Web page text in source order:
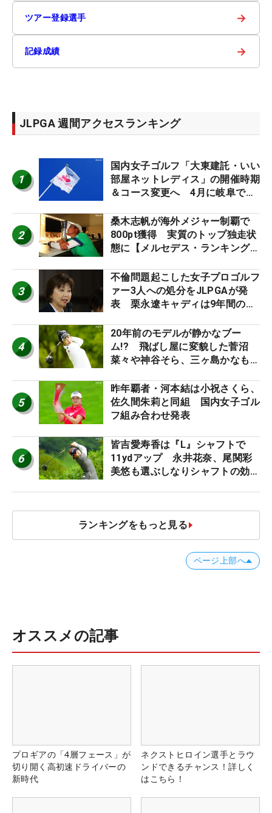
ツアー登録選手 →
記録成績 →
JLPGA 週間アクセスランキング
1
国内女子ゴルフ「大東建託・いい
部屋ネットレディス」の開催時期
＆コース変更へ 4月に岐阜で開
2
桑木志帆が海外メジャー制覇で
800pt獲得 実質のトップ独走状
態に【メルセデス・ランキング番
3
不倫問題起こした女子プロゴルフ
ァー3人への処分をJLPGAが発
表 栗永遼キャディは9年間の立
4
20年前のモデルが静かなブー
ム!? 飛ばし屋に変貌した菅沼
菜々や神谷そら、三ヶ島かなも使
ロたちの“飛ばしギア”】
5
昨年覇者・河本結は小祝さくら、
佐久間朱莉と同組 国内女子ゴル
フ組み合わせ発表
6
皆吉愛寿香は『L』シャフトで
11ydアップ 永井花奈、尾関彩
美悠も選ぶしなりシャフトの効果
ランキングをもっと見る
ページ上部へ
オススメの記事
プロギアの「4層フェース」が
切り開く高初速ドライバーの
新時代
ネクストヒロイン選手とラウ
ンドできるチャンス！詳しく
はこちら！